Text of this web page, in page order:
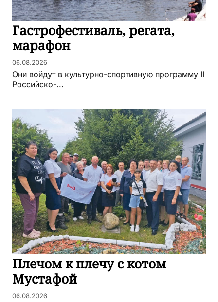
Гастрофестиваль, регата,
марафон
06.08.2026
Они войдут в культурно-спортивную программу II
Российско-...
Плечом к плечу с котом
Мустафой
06.08.2026